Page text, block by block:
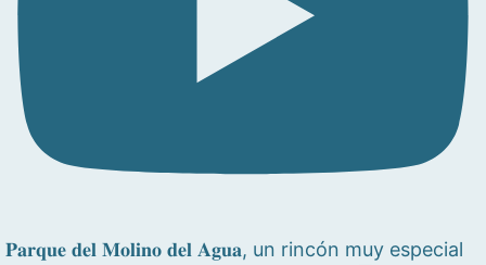
𝐏𝐚𝐫𝐪𝐮𝐞 𝐝𝐞𝐥 𝐌𝐨𝐥𝐢𝐧𝐨 𝐝𝐞𝐥 𝐀𝐠𝐮𝐚, un rincón muy especial